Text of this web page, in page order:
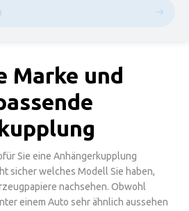
Marke und
Sie eine Anhängerkupplung
sicher welches Modell Sie haben,
nachsehen. Obwohl
einem Auto sehr ähnlich aussehen